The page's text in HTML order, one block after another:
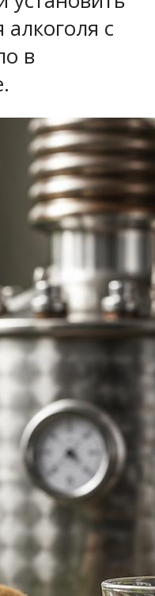
алкоголя с
в